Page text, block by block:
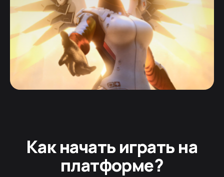
Как начать играть на
платформе?